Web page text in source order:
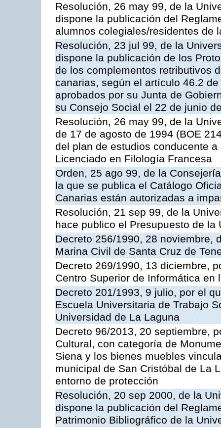
Resolución, 26 may 99, de la
dispone la publicación del
alumnos colegiales/residentes de
Resolución, 23 jul 99, de la
dispone la publicación de los
de los complementos retributivos
canarias, según el artículo 46.2
aprobados por su Junta de
su Consejo Social el 22 de junio
Resolución, 26 may 99, de la
de 17 de agosto de 1994 (BOE
del plan de estudios conducente
Licenciado en Filología Francesa
Orden, 25 ago 99, de la
la que se publica el Catálogo
Canarias están autorizadas a
Resolución, 21 sep 99, de la
hace publico el Presupuesto de
Decreto 256/1990, 28 noviembre,
Marina Civil de Santa Cruz de
Decreto 269/1990, 13 diciembre,
Centro Superior de Informática en
Decreto 201/1993, 9 julio, por el
Escuela Universitaria de Trabajo
Universidad de La Laguna
Decreto 96/2013, 20 septiembre,
Cultural, con categoría de
Siena y los bienes muebles
municipal de San Cristóbal de La
entorno de protección
Resolución, 20 sep 2000, de la
dispone la publicación del
Patrimonio Bibliográfico de la